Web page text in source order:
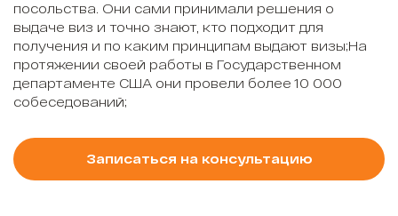
посольства. Они сами принимали решения о
выдаче виз и точно знают, кто подходит для
получения и по каким принципам выдают визы;На
протяжении своей работы в Государственном
департаменте США они провели более 10 000
собеседований;
Записаться на консультацию